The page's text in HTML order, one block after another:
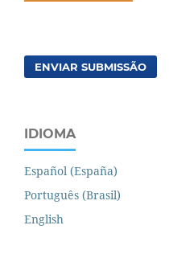
ENVIAR SUBMISSÃO
IDIOMA
Español (España)
Português (Brasil)
English